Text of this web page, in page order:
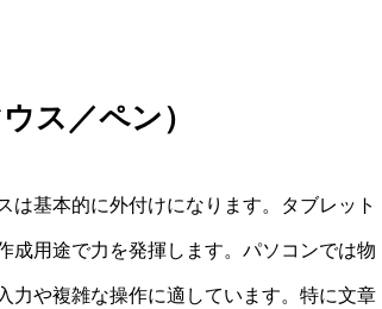
ス／ペン）
は基本的に外付けになります。タブレット
成用途で力を発揮します。パソコンでは物
力や複雑な操作に適しています。特に文章